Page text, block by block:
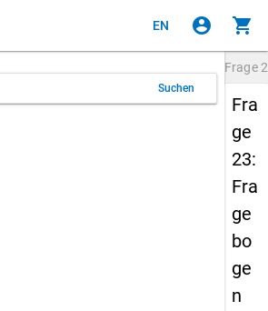
EN account_circle shopping_cart
Suchen
Frage
Fra
ge
23:
Fra
ge
bo
ge
n